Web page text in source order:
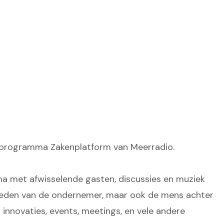
Zakenplatform van Meerradio.
met afwisselende gasten, discussies en muziek
van de ondernemer, maar ook de mens achter
events, meetings, en vele andere